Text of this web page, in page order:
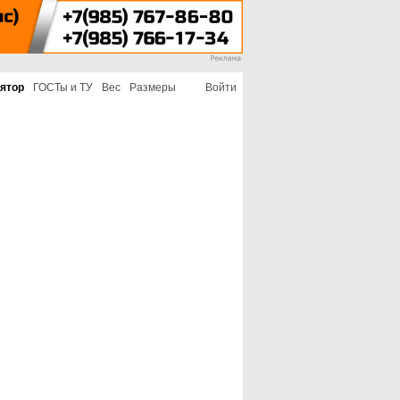
ГОСТы и ТУ Вес Размеры Войти